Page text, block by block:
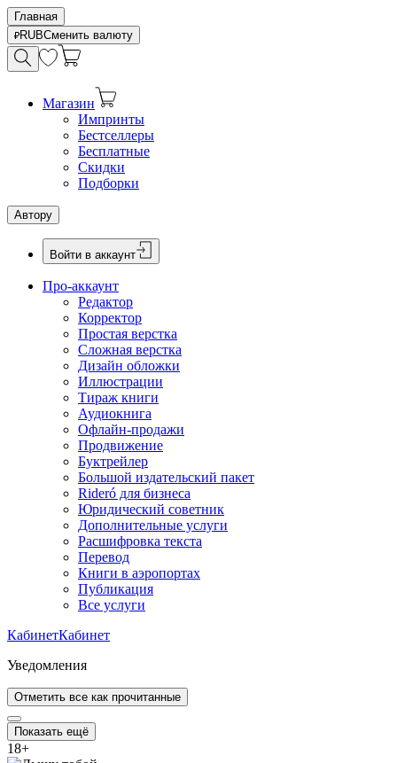
Главная
RUBСменить валюту
Магазин
Импринты
Бестселлеры
Бесплатные
Скидки
Подборки
Автору
Войти в аккаунт
Про-аккаунт
Редактор
Корректор
Простая верстка
Сложная верстка
Дизайн обложки
Иллюстрации
Тираж книги
Аудиокнига
Офлайн-продажи
Продвижение
Буктрейлер
Большой издательский пакет
Rideró для бизнеса
Юридический советник
Дополнительные услуги
Расшифровка текста
Перевод
Книги в аэропортах
Публикация
Все услуги
КабинетКабинет
Уведомления
Отметить все как прочитанные
Показать ещё
18+